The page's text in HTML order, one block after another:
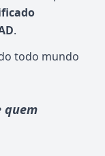
.
todo mundo
quem